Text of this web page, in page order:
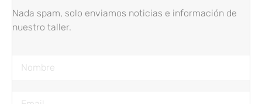
Nada spam, solo enviamos noticias e información de
nuestro taller.